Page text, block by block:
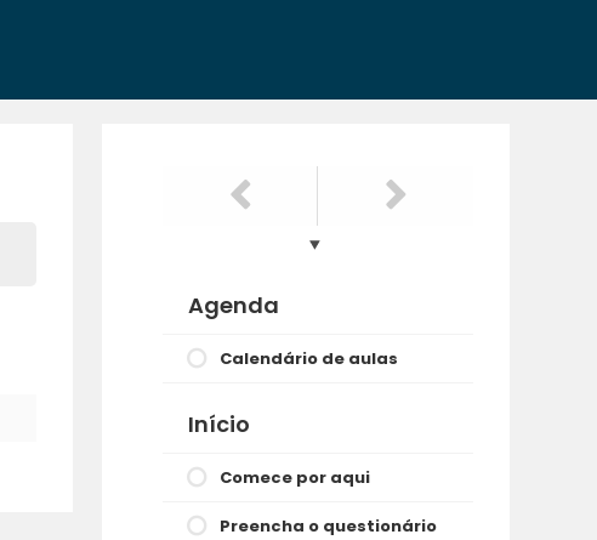
Agenda
Calendário de aulas
Início
Comece por aqui
Preencha o questionário